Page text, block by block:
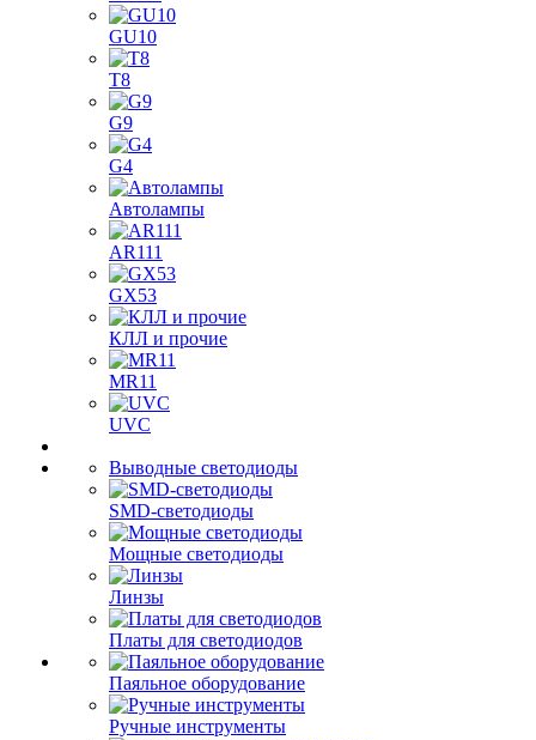
GU10
T8
G9
G4
Автолампы
AR111
GX53
КЛЛ и прочие
MR11
UVC
Выводные светодиоды
SMD-светодиоды
Мощные светодиоды
Линзы
Платы для светодиодов
Паяльное оборудование
Ручные инструменты